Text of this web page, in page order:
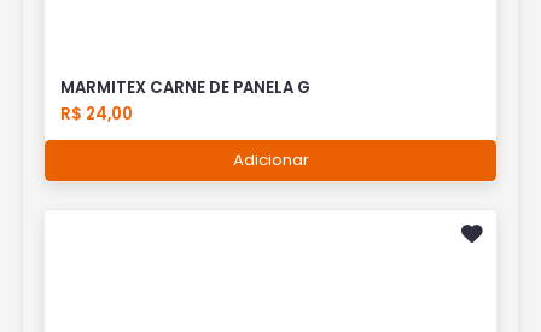
MARMITEX CARNE DE PANELA G
R$ 24,00
Adicionar